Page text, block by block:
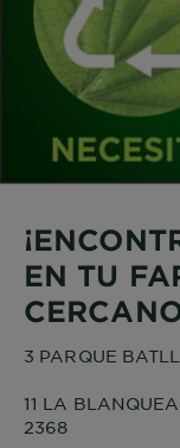
EN TU
3 PARQUE
11 LA
2368